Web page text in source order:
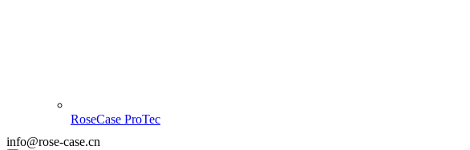
info@rose-case.cn
RoseCase ProTec